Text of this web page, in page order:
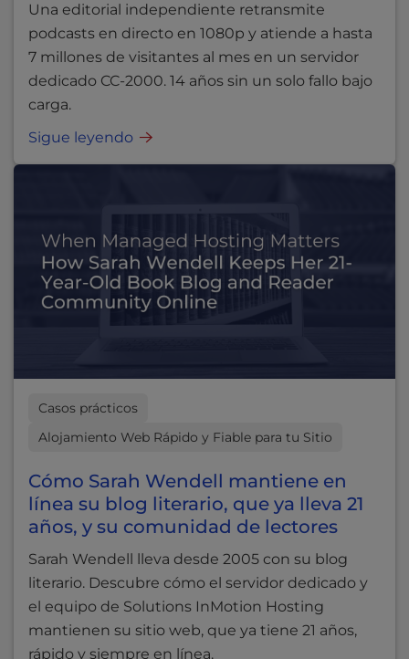
Una editorial independiente retransmite
podcasts en directo en 1080p y atiende a hasta
7 millones de visitantes al mes en un servidor
dedicado CC-2000. 14 años sin un solo fallo bajo
carga.
Sigue leyendo
Casos prácticos
Alojamiento Web Rápido y Fiable para tu Sitio
Cómo Sarah Wendell mantiene en
línea su blog literario, que ya lleva 21
años, y su comunidad de lectores
Sarah Wendell lleva desde 2005 con su blog
literario. Descubre cómo el servidor dedicado y
el equipo de Solutions InMotion Hosting
mantienen su sitio web, que ya tiene 21 años,
rápido y siempre en línea.